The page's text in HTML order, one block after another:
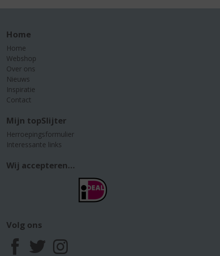
Home
Home
Webshop
Over ons
Nieuws
Inspiratie
Contact
Mijn topSlijter
Herroepingsformulier
Interessante links
Wij accepteren...
Volg ons
F T I